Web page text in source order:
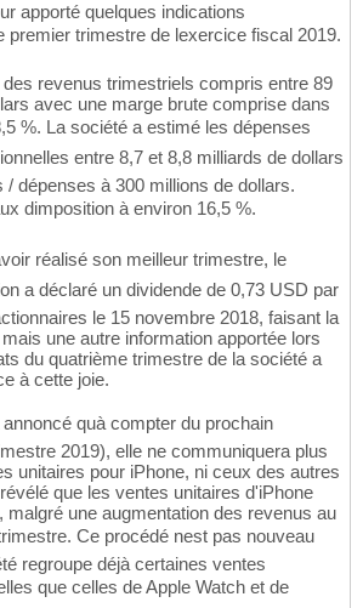
apporté quelques indications
premier trimestre de lexercice fiscal 2019.
revenus trimestriels compris entre 89
avec une marge brute comprise dans
%. La société a estimé les dépenses
entre 8,7 et 8,8 milliards de dollars
/ dépenses à 300 millions de dollars.
dimposition à environ 16,5 %.
réalisé son meilleur trimestre, le
a déclaré un dividende de 0,73 USD par
le 15 novembre 2018, faisant la
une autre information apportée lors
du quatrième trimestre de la société a
à cette joie.
quà compter du prochain
2019), elle ne communiquera plus
unitaires pour iPhone, ni ceux des autres
que les ventes unitaires d'iPhone
une augmentation des revenus au
Ce procédé nest pas nouveau
regroupe déjà certaines ventes
que celles de Apple Watch et de